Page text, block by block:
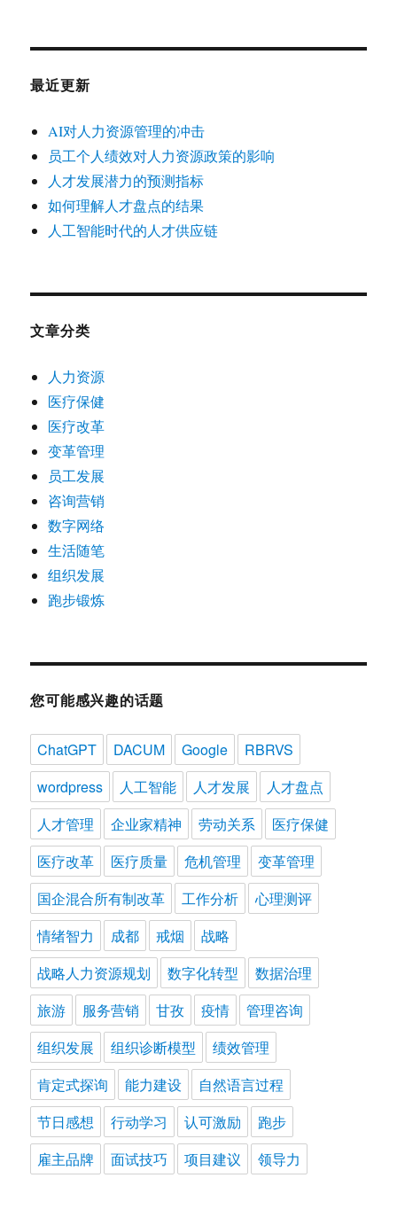
最近更新
AI对人力资源管理的冲击
员工个人绩效对人力资源政策的影响
人才发展潜力的预测指标
如何理解人才盘点的结果
人工智能时代的人才供应链
文章分类
人力资源
医疗保健
医疗改革
变革管理
员工发展
咨询营销
数字网络
生活随笔
组织发展
跑步锻炼
您可能感兴趣的话题
ChatGPT DACUM Google
RBRVS
wordpress
人工智能 人才发展
人才盘点
人才管理
企业家精神 劳动关系
医疗保健
医疗改革
医疗质量 危机管理
变革管理
国企混合所有制改革
工作分析
心理测评
情绪智力
成都 戒烟
战略
战略人力资源规划
数字化转型
数据治理
旅游
服务营销 甘孜 疫情
管理咨询
组织发展
组织诊断模型
绩效管理
肯定式探询
能力建设
自然语言过程
节日感想
行动学习 认可激励
跑步
雇主品牌
面试技巧 项目建议 领导力